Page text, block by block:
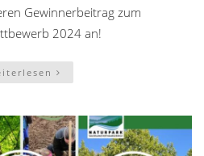
Gewinnerbeitrag zum
2024 an!